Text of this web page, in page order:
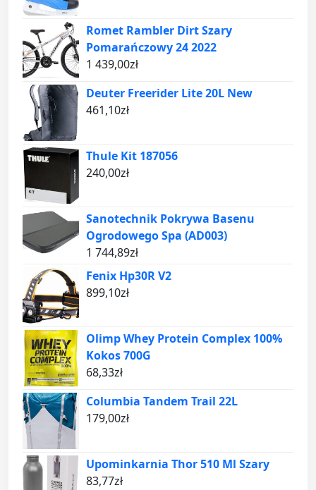
Romet Rambler Dirt Szary
Pomarańczowy 24 2022
1 439,00zł
Deuter Freerider Lite 20L New
461,10zł
Thule Kit 187056
240,00zł
Sanotechnik Pokrywa Basenu
Ogrodowego Spa (AD003)
1 744,89zł
Fenix Hp30R V2
899,10zł
Olimp Whey Protein Complex 100%
Kokos 700G
68,33zł
Columbia Tandem Trail 22L
179,00zł
Upominkarnia Thor 510 Ml Szary
83,77zł